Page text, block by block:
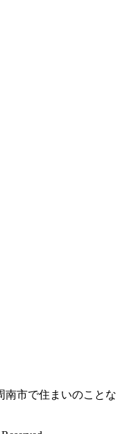
南市で住まいのことな